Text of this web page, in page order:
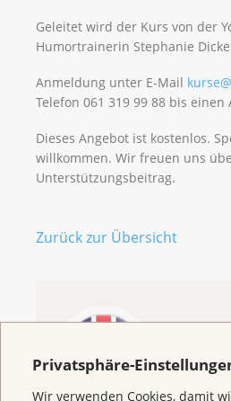
Privatsphäre-
Wir verwenden Cookies, damit
Geleitet wird der Kurs von der
Humortrainerin Stephanie
Anmeldung unter E-Mail
Telefon 061 319 99 88 bis
Dieses Angebot ist kostenlos.
willkommen. Wir freuen uns
Unterstützungsbeitrag.
Zurück zur Übersicht
Cancer
Basel